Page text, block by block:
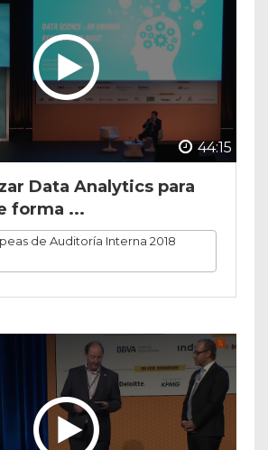
44:15
Data Analytics para
forma ...
de Auditoría Interna 2018